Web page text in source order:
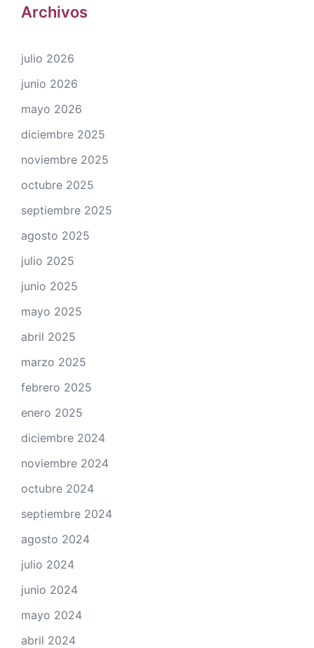
Archivos
julio 2026
junio 2026
mayo 2026
diciembre 2025
noviembre 2025
octubre 2025
septiembre 2025
agosto 2025
julio 2025
junio 2025
mayo 2025
abril 2025
marzo 2025
febrero 2025
enero 2025
diciembre 2024
noviembre 2024
octubre 2024
septiembre 2024
agosto 2024
julio 2024
junio 2024
mayo 2024
abril 2024